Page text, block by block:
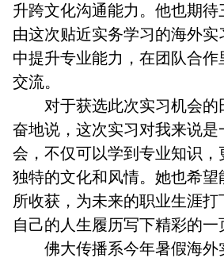
升跨文化沟通能力。他也期
由这次贴近实务学习的海外
中提升专业能力，在团队合
交流。
对于获选此次实习机会的
奋地说，这次实习对我来说是
会，不仅可以学到专业知识，
独特的文化和风情。她也希望
所收获，为未来的职业生涯打
自己的人生履历写下精彩的一
佛大传播系今年暑假海外